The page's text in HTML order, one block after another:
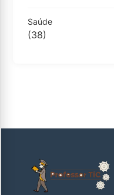
Saúde
(38)